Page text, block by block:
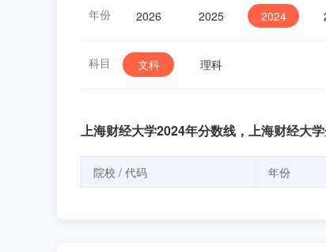
年份 2026 2025 2024
科目 文科 理科
上海财经大学2024年分数线，上海财经大
院校 / 代码 年份